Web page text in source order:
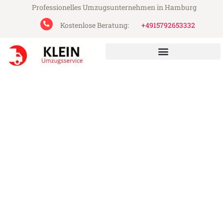
Professionelles Umzugsunternehmen in Hamburg
Kostenlose Beratung:
+4915792653332